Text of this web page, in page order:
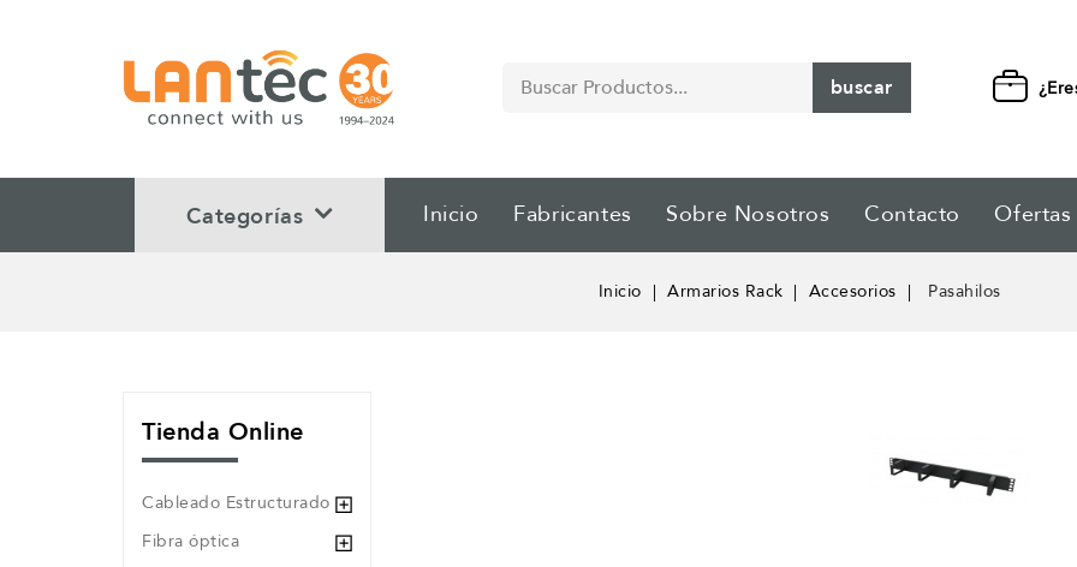
buscar
Categorías Inicio Fabricantes Sobre Nosotros Contacto Ofertas
Inicio Armarios Rack Accesorios Pasahilos
Tienda Online
Cableado Estructurado
Fibra óptica